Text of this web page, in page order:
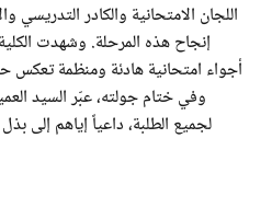
اللجان الامتحانية والكادر التدريسي
إنجاح هذه المرحلة. وشهدت
أجواء امتحانية هادئة ومنظمة تعكس
وفي ختام جولته، عبّر السيد
لجميع الطلبة، داعياً إياهم إلى